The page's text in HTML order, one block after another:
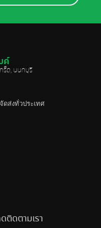
ค์
ร็ด, นนทบุรี
ส่งทั่วประเทศ
ติดตามเรา